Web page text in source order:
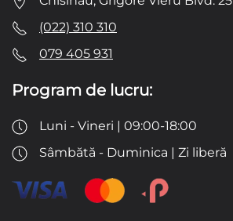
(022) 310 310
079 405 931
Program de lucru:
Luni - Vineri | 09:00-18:00
Sâmbătă - Duminica | Zi liberă